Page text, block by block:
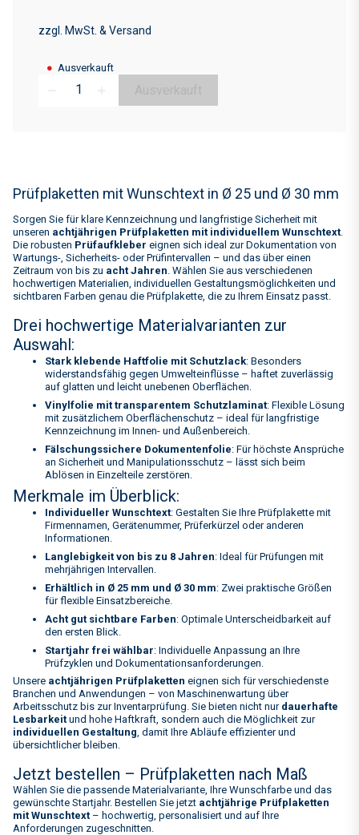
zzgl. MwSt. & Versand
● Ausverkauft
Prüfplaketten mit Wunschtext in Ø 25 und Ø 30 mm
Sorgen Sie für klare Kennzeichnung und langfristige Sicherheit mit
unseren achtjährigen Prüfplaketten mit individuellem Wunschtext
Die robusten Prüfaufkleber eignen sich ideal zur Dokumentation von
Wartungs-, Sicherheits- oder Prüfintervallen – und das über einen
Zeitraum von bis zu acht Jahren . Wählen Sie aus verschiedenen
hochwertigen Materialien, individuellen Gestaltungsmöglichkeiten und
sichtbaren Farben genau die Prüfplakette, die zu Ihrem Einsatz passt.
Drei hochwertige Materialvarianten zur
Auswahl:
Stark klebende Haftfolie mit Schutzlack: Besonders
widerstandsfähig gegen Umwelteinflüsse – haftet zuverlässig
auf glatten und leicht unebenen Oberflächen.
Vinylfolie mit transparentem Schutzlaminat: Flexible Lösung
mit zusätzlichem Oberflächenschutz – ideal für langfristige
Kennzeichnung im Innen- und Außenbereich.
Fälschungssichere Dokumentenfolie: Für höchste Ansprüche
an Sicherheit und Manipulationsschutz – lässt sich beim
Ablösen in Einzelteile zerstören.
Merkmale im Überblick:
Individueller Wunschtext: Gestalten Sie Ihre Prüfplakette mit
Firmennamen, Gerätenummer, Prüferkürzel oder anderen
Informationen.
Langlebigkeit von bis zu 8 Jahren: Ideal für Prüfungen mit
mehrjährigen Intervallen.
Erhältlich in Ø 25 mm und Ø 30 mm: Zwei praktische Größen
für flexible Einsatzbereiche.
Acht gut sichtbare Farben: Optimale Unterscheidbarkeit auf
den ersten Blick.
Startjahr frei wählbar: Individuelle Anpassung an Ihre
Prüfzyklen und Dokumentationsanforderungen.
Unsere achtjährigen Prüfplaketten eignen sich für verschiedenste
Branchen und Anwendungen – von Maschinenwartung über
Arbeitsschutz bis zur Inventarprüfung. Sie bieten nicht nur dauerhafte
Lesbarkeit und hohe Haftkraft, sondern auch die Möglichkeit zur
individuellen Gestaltung , damit Ihre Abläufe effizienter und
übersichtlicher bleiben.
Jetzt bestellen – Prüfplaketten nach Maß
Wählen Sie die passende Materialvariante, Ihre Wunschfarbe und das
gewünschte Startjahr. Bestellen Sie jetzt achtjährige Prüfplaketten
mit Wunschtext – hochwertig, personalisiert und auf Ihre
Anforderungen zugeschnitten.